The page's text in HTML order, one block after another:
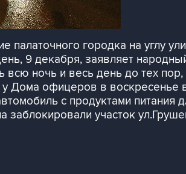
городка на углу
9 декабря, заявляет
ночь и весь день до тех
у Дома офицеров в
с продуктами питания
участок